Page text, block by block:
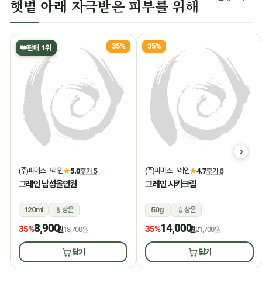
햇볕 아래 자극받은 피부를 위해
👑판매 1위 35%
(주)파머스그레인★5.0후기 5
그레인 남성올인원
120ml 상온
35%8,900원13,700원
담기
35%
(주)파머스그레인★4.7후기 6
그레인 시카크림
50g 상온
35%14,000원21,700원
담기